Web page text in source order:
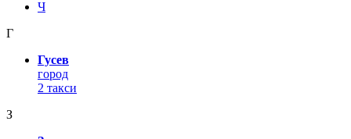
Ч
Г
Гусев
город
2 такси
З